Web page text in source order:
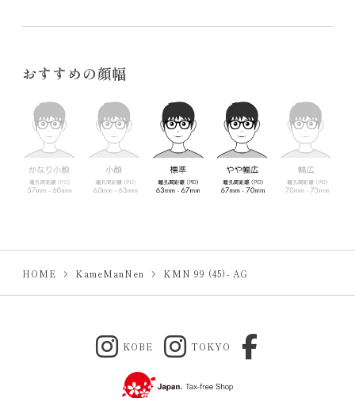
おすすめの顔幅
HOME KameManNen KMN 99 (45)- AG
KOBE TOKYO